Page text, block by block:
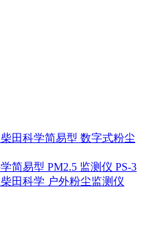
田科学简易型 数字式粉尘
简易型 PM2.5 监测仪 PS-3
田科学 户外粉尘监测仪